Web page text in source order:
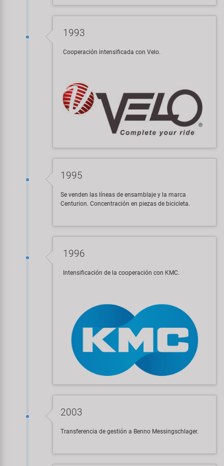
1993
Cooperación intensificada con Velo.
1995
Se venden las líneas de ensamblaje y la marca
Centurion. Concentración en piezas de bicicleta.
1996
Intensificación de la cooperación con KMC.
2003
Transferencia de gestión a Benno Messingschlager.